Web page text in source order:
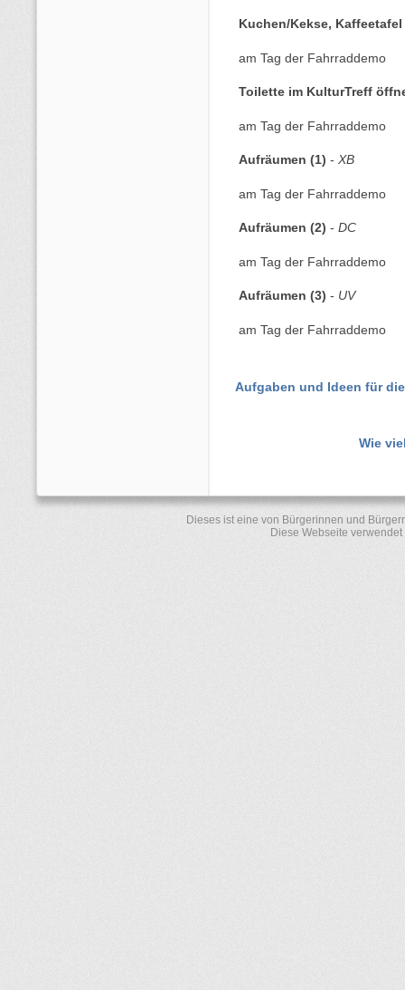
Kuchen/Kekse,
am Tag der Fahrraddemo
Toilette im KulturTreff
am Tag der Fahrraddemo
Aufräumen (1) - XB
am Tag der Fahrraddemo
Aufräumen (2) - DC
am Tag der Fahrraddemo
Aufräumen (3) - UV
am Tag der Fahrraddemo
Aufgaben und Ideen für
Wie
Dieses ist eine von Bürgerinnen und
Diese Webseite